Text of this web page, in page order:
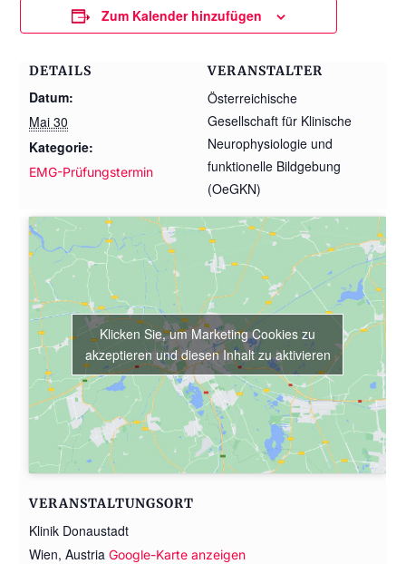
Zum Kalender hinzufügen
DETAILS
Datum:
Mai 30
Kategorie:
EMG-Prüfungstermin
VERANSTALTER
Österreichische
Gesellschaft für Klinische
Neurophysiologie und
funktionelle Bildgebung
(OeGKN)
VERANSTALTUNGSORT
Klinik Donaustadt
Wien, Austria Google-Karte anzeigen
Klicken Sie, um Marketing Cookies zu
akzeptieren und diesen Inhalt zu aktivieren